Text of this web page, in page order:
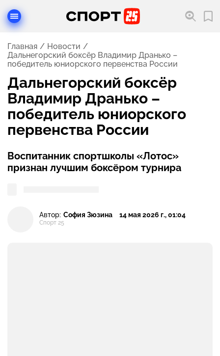
Главная
Новости
Дальнегорский боксёр Владимир Дранько –
победитель юниорского первенства России
Дальнегорский боксёр
Владимир Дранько –
победитель юниорского
первенства России
Воспитанник спортшколы «Лотос»
признан лучшим боксёром турнира
Автор: София Зюзина
Спорт 25
14 мая 2026 г., 01:04